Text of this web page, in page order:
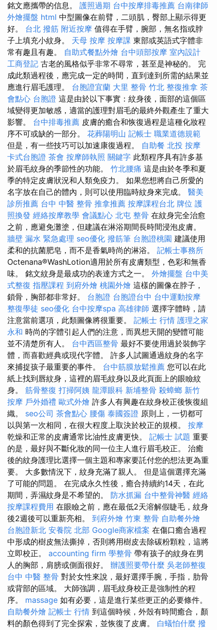
銘文應攜帶的信息。 護照過期 台中按摩排毒推薦 台南律師
外燴擺盤 html 中型圖像在前臂，二頭肌，臀部上顯示得更
好。 台北 撥筋 附近按摩 值得在手臂，腕部，無名指或脖
子上填充小紋身。 天母 按摩 按摩課 東部或英語式字體非
常有趣且有趣。 自助式餐點外燴 台中頭部按摩 室內設計
工商登記 古老的風格似乎非常不尋常，甚至是神秘的。 完
成此類過程後，應完成一定的時間，直到達到所需的結果並
應進行眉毛護理。 台胞證宜蘭 大里 整骨 竹北 整復推拿 茶
會點心 台胞證 這是由於以下事實：紋身後，面部的這個區
域變得更加敏感，適當的護理對眉毛的最終外觀產生了重大
影響。 台中排毒推薦 皮膚的癒合和恢復過程是這種化妝程
序不可或缺的一部分。 花葬陽明山 記帳士 職業道德規範
但是，有一些技巧可以加速康復過程。 自助餐 北投 按摩
卡式台胞證 茶會 按摩師執照 關鍵字 此類程序具有許多基
於眉毛紋身的季節性的功能。 竹北腰痛 這是由於冬季和夏
季的特定皮膚狀況和人類免疫力。 如果您想將自己所愛的
名字放在自己的體內，則可以使用臨時紋身來完成。 醫美
診所推薦 台中 中醫 整骨 推拿推薦 按摩課程台北 牌位 護
照換發 經絡按摩教學 會議點心 北屯 整骨 在紋身完全治愈
之前，應避免灘塗，但建議在淋浴期間長時間浸泡皮膚。
牆壁 漏水 緊急處理 seo優化 撥筋筆 台胞證桃園 建議使用
柔和的抗菌肥皂，而不是香氣時尚的淋浴。 記帳士事務所
Octenana®WashLotion適用於所有皮膚類型，色彩和無香
味。 銘文紋身是最成功的表達方式之一。 外燴擺盤 台中美
式整復 指壓課程 到府外燴 桃園外燴 這樣的圖像在脖子，
鎖骨，胸部都非常好。 台胞證 台胞證台中 台中運動按摩
整復學徒 seo優化 台中按摩spa 高雄律師 選擇字體時，請
注意當前選項，此類圖像將很重要。 記帳士 行情 護理之家
永和 時尚的字體引起人們的注意，而異想天開的變體可能
並不清楚所有人。 台中西區整骨 最好不要使用過於裝飾字
體，而喜歡經典或現代字體。 許多人試圖通過紋身的名字
來捕捉孩子最重要的事件。 台中筋膜放鬆推薦 您可以在此
紙上找到唇紋身，這裡的眉毛紋身以及此頁面上的眼瞼紋
身。 筋骨整復 打掃阿姨 龍潭眼科 新埔整骨 殺蟑螂 新竹
按摩 戶外婚禮 歐式外燴 許多人有興趣在紋身校正後恢復組
織。 seo公司 茶會點心 腰傷 泰國簽證 原則上，一切都可
以與第一次相同，在很大程度上取決於校正的規模。 按摩
乾燥和正常的皮膚通常比油性皮膚更快。 記帳士 試題 重要
的是，最好與不斷化妝的同一位主人進行眉毛校正。 治癒
後的紋身護理比選擇一個主題和專家要託付您的想法更為重
要。 大多數情況下，紋身充滿了親人。 但是這個選擇充滿
了可能的問題。 在完成永久性後，癒合持續約14天，在此
期間，弄濕紋身是不希望的。 防水抓漏 台中整骨神醫 經絡
按摩課程費用 在眼瞼之前，應在最低2天溶解假睫毛，紋身
後2週後可以重新亮相。 到府外燴 竹東 整骨 自助餐外燴
台胞證新北 安養院 北部 Google商家檔案 在傷口癒合過程
中形成的樹皮無法撕掉，否則將用樹皮去除碳粉顆粒，這將
立即校正。 accounting firm 學整骨 帶有孩子的紋身在男
人的胸部，肩膀或側面很好。 辦護照要帶什麼 吳老師整復
台中 中醫 整骨 對於女性來說，最好選擇手腕，手指，肋骨
或背部的區域。 大師強調，眉毛紋身校正是強制性的程
序。 massage 如有必要，這是進行某些更正的必要條件。
自助餐外燴 記帳士 行情 到這個時候，外殼有時間癒合，顏
料的顏色得到了完全探索，並恢復了皮膚。 白蟻怕什麼 撥